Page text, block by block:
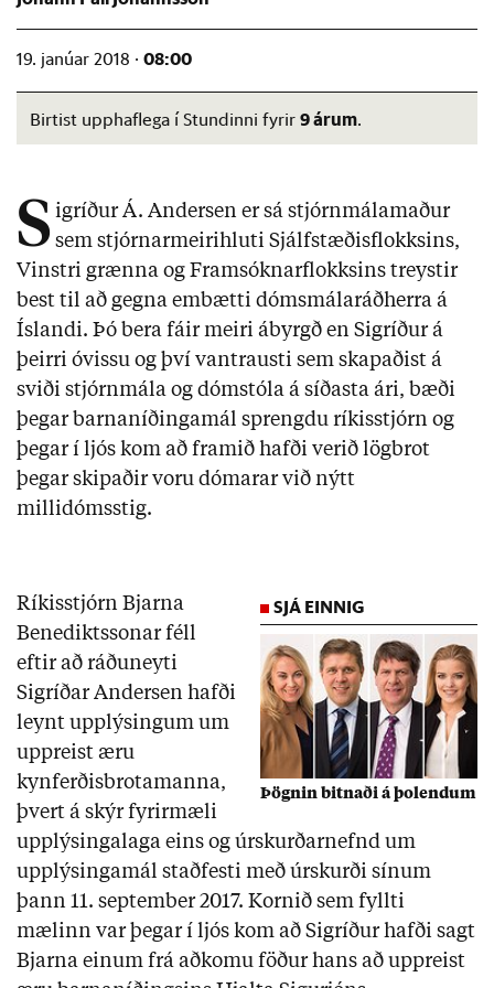
19. janúar 2018 · 08:00
Birtist upphaflega í Stundinni fyrir 9 árum.
S igríður Á. Andersen er sá stjórnmálamaður
sem stjórnarmeirihluti Sjálfstæðisflokksins,
Vinstri grænna og Framsóknarflokksins treystir
best til að gegna embætti dómsmálaráðherra á
Íslandi. Þó bera fáir meiri ábyrgð en Sigríður á
þeirri óvissu og því vantrausti sem skapaðist á
sviði stjórnmála og dómstóla á síðasta ári, bæði
þegar barnaníðingamál sprengdu ríkisstjórn og
þegar í ljós kom að framið hafði verið lögbrot
þegar skipaðir voru dómarar við nýtt
millidómsstig.
SJÁ EINNIG
Þögnin bitnaði á þolendum
Ríkisstjórn Bjarna
Benediktssonar féll
eftir að ráðuneyti
Sigríðar Andersen hafði
leynt upplýsingum um
uppreist æru
kynferðisbrotamanna,
þvert á skýr fyrirmæli
upplýsingalaga eins og úrskurðarnefnd um
upplýsingamál staðfesti með úrskurði sínum
þann 11. september 2017. Kornið sem fyllti
mælinn var þegar í ljós kom að Sigríður hafði sagt
Bjarna einum frá aðkomu föður hans að uppreist